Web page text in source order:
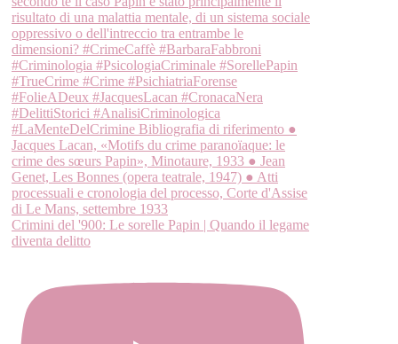
Crimini del '900: Le sorelle Papin | Quando il legame
diventa delitto